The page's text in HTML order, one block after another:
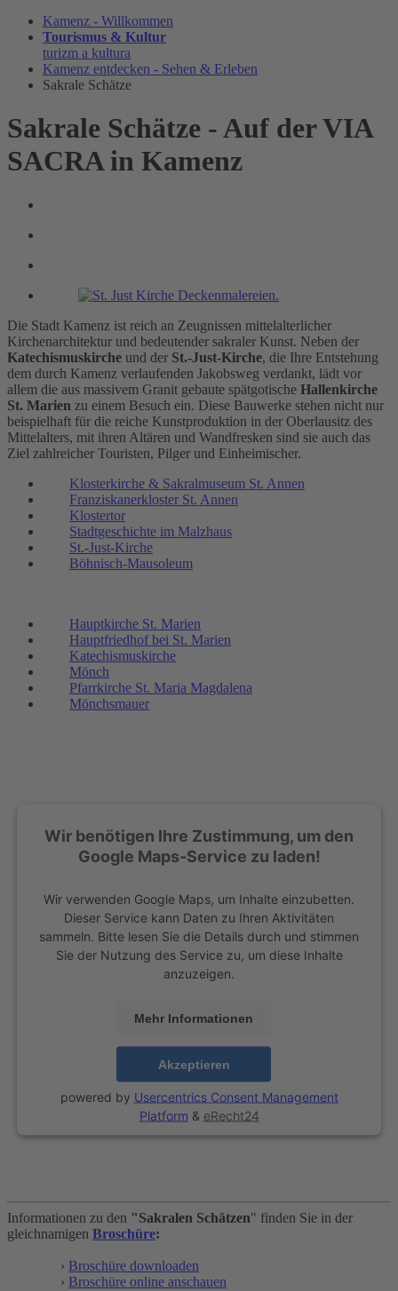
Kamenz - Willkommen
Tourismus & Kultur
turizm a kultura
Kamenz entdecken - Sehen & Erleben
Sakrale Schätze
Sakrale Schätze - Auf der VIA
SACRA in Kamenz
Die Stadt Kamenz ist reich an Zeugnissen mittelalterlicher
Kirchenarchitektur und bedeutender sakraler Kunst. Neben der
Katechismuskirche und der St.-Just-Kirche, die Ihre Entstehung
dem durch Kamenz verlaufenden Jakobsweg verdankt, lädt vor
allem die aus massivem Granit gebaute spätgotische Hallenkirche
St. Marien zu einem Besuch ein. Diese Bauwerke stehen nicht nur
beispielhaft für die reiche Kunstproduktion in der Oberlausitz des
Mittelalters, mit ihren Altären und Wandfresken sind sie auch das
Ziel zahlreicher Touristen, Pilger und Einheimischer.
Klosterkirche & Sakralmuseum St. Annen
Franziskanerkloster St. Annen
Klostertor
Stadtgeschichte im Malzhaus
St.-Just-Kirche
Böhnisch-Mausoleum
Hauptkirche St. Marien
Hauptfriedhof bei St. Marien
Katechismuskirche
Mönch
Pfarrkirche St. Maria Magdalena
Mönchsmauer
Wir benötigen Ihre Zustimmung, um den
Google Maps-Service zu laden!
Wir verwenden Google Maps, um Inhalte einzubetten.
Dieser Service kann Daten zu Ihren Aktivitäten
sammeln. Bitte lesen Sie die Details durch und stimmen
Sie der Nutzung des Service zu, um diese Inhalte
anzuzeigen.
Mehr Informationen
Akzeptieren
powered by Usercentrics Consent Management
Platform & eRecht24
Informationen zu den "Sakralen Schätzen" finden Sie in der
gleichnamigen Broschüre:
› Broschüre downloaden
› Broschüre online anschauen